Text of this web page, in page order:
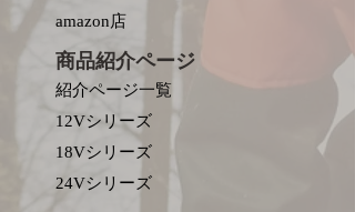
amazon店
商品紹介ページ
紹介ページ一覧
12Vシリーズ
18Vシリーズ
​24Vシリーズ